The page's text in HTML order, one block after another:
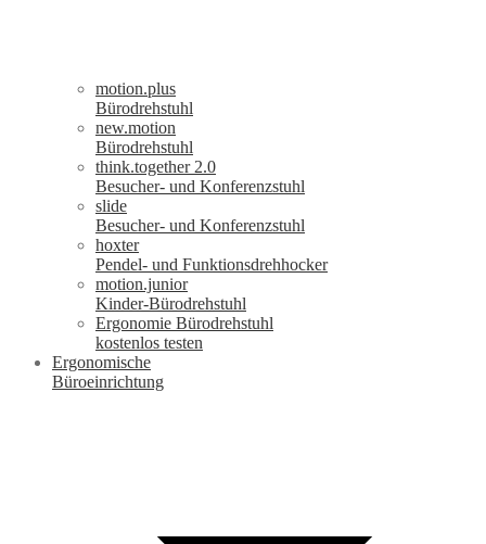
motion.plus
Bürodrehstuhl
new.motion
Bürodrehstuhl
think.together 2.0
Besucher- und Konferenzstuhl
slide
Besucher- und Konferenzstuhl
hoxter
Pendel- und Funktionsdrehhocker
motion.junior
Kinder-Bürodrehstuhl
Ergonomie Bürodrehstuhl
kostenlos testen
Ergonomische
Büroeinrichtung